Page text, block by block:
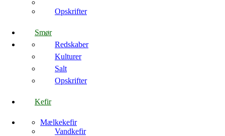
Opskrifter
Smør
Redskaber
Kulturer
Salt
Opskrifter
Kefir
Mælkekefir
Vandkefir